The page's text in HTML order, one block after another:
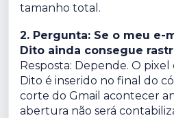
tamanho total.
2. Pergunta: Se o meu e-
Dito ainda consegue
Resposta: Depende. O
Dito é inserido no final do
corte do Gmail acontecer
abertura não será